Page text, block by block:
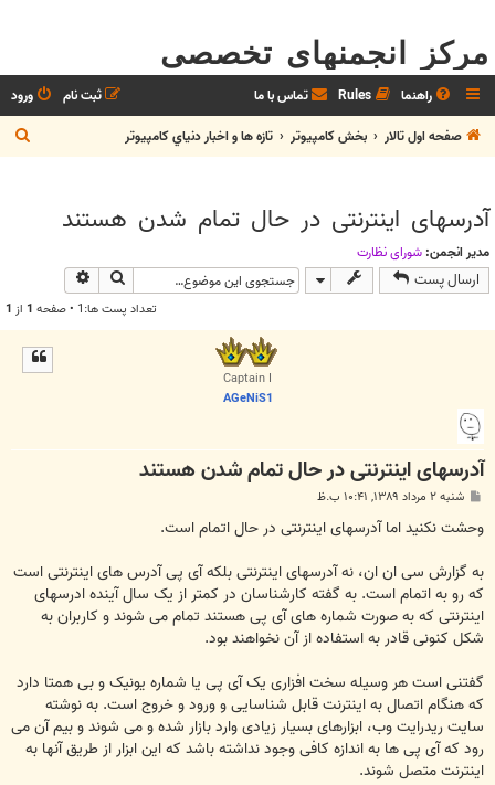
مرکز انجمنهای تخصصی
راهنما Rules تماس با ما ورود
ثبت نام
صفحه اول تالار
بخش كامپيوتر تازه ها و اخبار دنياي کامپيوتر
س
آدرسهای اینترنتی در حال تمام شدن هستند
مدیر انجمن: شوراي نظارت
ارسال پست جستجو
تعداد پست ها:1 • صفحه 1 از 1
Captain I
AGeNiS1
آدرسهای اینترنتی در حال تمام شدن هستند
ت
شنبه ۲ مرداد ۱۳۸۹, ۱۰:۴۱ ب.ظ
وحشت نکنید اما آدرسهای اینترنتی در حال اتمام است.
به گزارش سی ان ان، نه آدرسهای اینترنتی بلکه آی پی آدرس های اینترنتی است
که رو به اتمام است. به گفته کارشناسان در کمتر از یک سال آینده ادرسهای
اینترنتی که به صورت شماره های آی پی هستند تمام می شوند و کاربران به
شکل کنونی قادر به استفاده از آن نخواهند بود.
گفتنی است هر وسیله سخت افزاری یک آی پی یا شماره یونیک و بی همتا دارد
که هنگام اتصال به اینترنت قابل شناسایی و ورود و خروج است. به نوشته
سایت ریدرایت وب، ابزارهای بسیار زیادی وارد بازار شده و می شوند و بیم آن می
رود که آی پی ها به اندازه کافی وجود نداشته باشد که این ابزار از طریق آنها به
اینترنت متصل شوند.